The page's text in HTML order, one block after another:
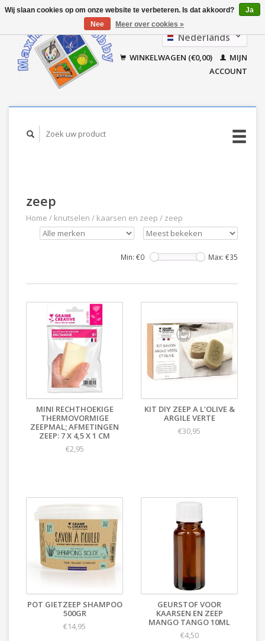
Nederlands
Français
WINKELWAGEN (€0,00)
MIJN
ACCOUNT
zeep
Home / knutselen / kaarsen en zeep / zeep
Min: €0 Max: €35
MINI RECHTHOEKIGE
THERMOVORMIGE
ZEEPMAL; AFMETINGEN
ZEEP: 7 X 4,5 X 1 CM
€2,95
KIT DIY ZEEP A L'OLIVE &
ARGILE VERTE
€30,95
POT GIETZEEP SHAMPOO
500GR
€14,95
GEURSTOF VOOR
KAARSEN EN ZEEP
MANGO TANGO 10ML
€4,50
Wij slaan cookies op om onze website te verbeteren. Is dat akkoord?
Ja
Nee
Meer over cookies »